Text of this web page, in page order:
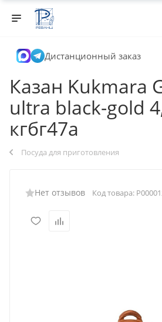
Дистанционный заказ
Казан Kukmara
ultra black-gold
кгбг47а
Посуда для приготовления
Нет отзывов Код товара: